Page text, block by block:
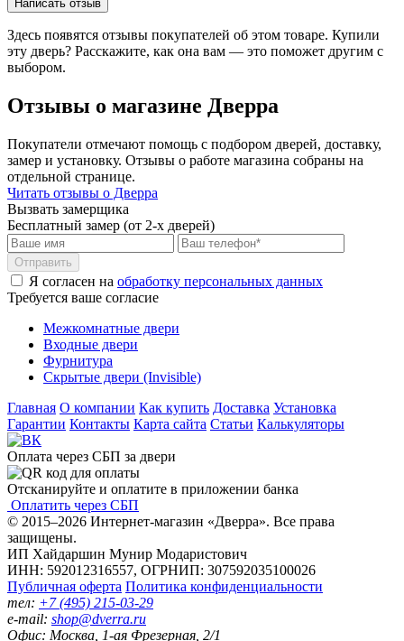
Написать отзыв
Здесь появятся отзывы покупателей об этом товаре. Купили
эту дверь? Расскажите, как она вам — это поможет другим с
выбором.
Отзывы о магазине Дверра
Покупатели отмечают помощь с подбором дверей, доставку,
замер и установку. Отзывы о работе магазина собраны на
отдельной странице.
Читать отзывы о Дверра
Вызвать замерщика
Бесплатный замер (от 2-х дверей)
Отправить
Я согласен на обработку персональных данных
Требуется ваше согласие
Межкомнатные двери
Входные двери
Фурнитура
Скрытые двери (Invisible)
Главная О компании Как купить Доставка Установка
Гарантии Контакты Карта сайта Статьи Калькуляторы
Оплата через СБП за двери
Отсканируйте и оплатите в приложении банка
Оплатить через СБП
© 2015–2026 Интернет-магазин «Дверра». Все права
защищены.
ИП Хайдаршин Мунир Модаристович
ИНН: 592012316557, ОГРНИП: 307592035100026
Публичная оферта Политика конфиденциальности
тел: +7 (495) 215-03-29
e-mail: shop@dverra.ru
Офис: Москва, 1-ая Фрезерная, 2/1